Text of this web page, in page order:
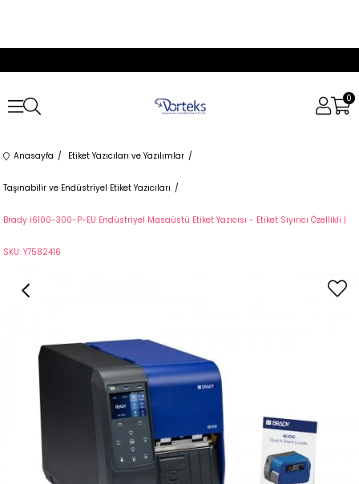
0
Anasayfa Etiket Yazıcıları ve Yazılımlar
Taşınabilir ve Endüstriyel Etiket Yazıcıları
Brady i6100-300-P-EU Endüstriyel Masaüstü Etiket Yazıcısı - Etiket Sıyırıcı Özellikli |
SKU: Y7582416